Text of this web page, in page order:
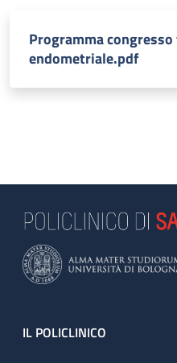
Programma
endometriale.pdf
Footer
IL POLICLINICO